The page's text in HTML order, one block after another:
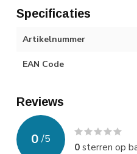
Specificaties
Artikelnummer
EAN Code
Reviews
0 /5
0sterren op